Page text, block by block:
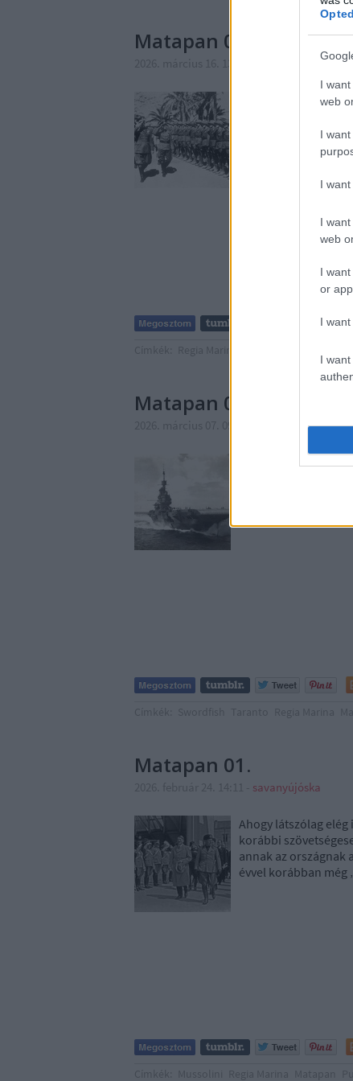
I
web
I
I
I
web
I
or app.
I
I
Matapan 03.
savanyújóska
1941 első
Etiópiában
természetesen
Matapan 02.
savanyújóska
Az olasz
az ötlet, hogy az
Matapan 01.
savanyújóska
Ahogy látszólag
korábbi
annak az országnak
évvel korábban még